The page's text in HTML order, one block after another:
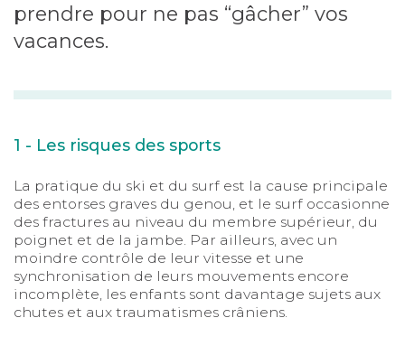
prendre pour ne pas “gâcher” vos
vacances.
1 - Les risques des sports
La pratique du ski et du surf est la cause principale
des entorses graves du genou, et le surf occasionne
des fractures au niveau du membre supérieur, du
poignet et de la jambe. Par ailleurs, avec un
moindre contrôle de leur vitesse et une
synchronisation de leurs mouvements encore
incomplète, les enfants sont davantage sujets aux
chutes et aux traumatismes crâniens.